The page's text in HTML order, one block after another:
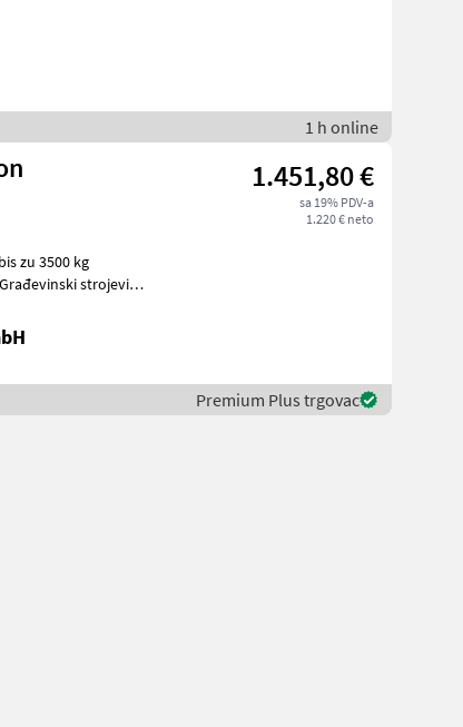
1 h online
1.451,80 €
sa 19% PDV-a
1.220 € neto
Premium Plus trgovac